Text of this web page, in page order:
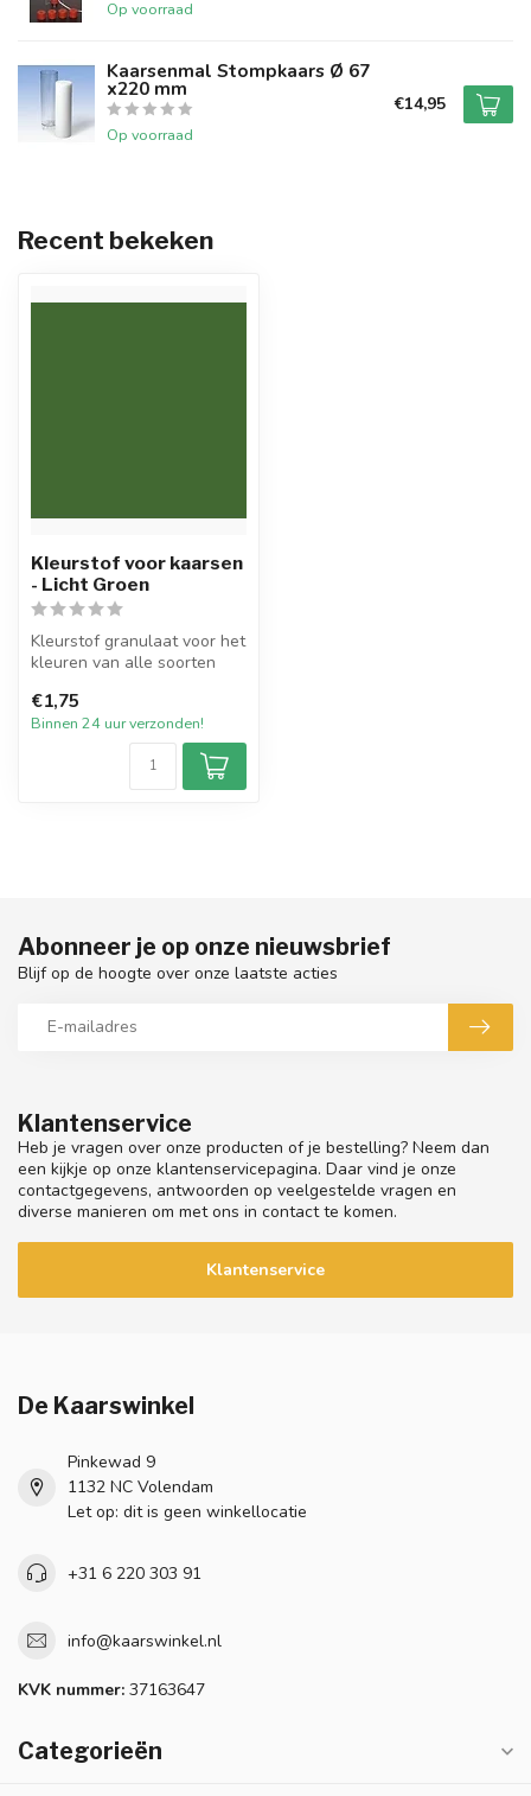
Op voorraad
Kaarsenmal Stompkaars Ø 67
x220 mm
Op voorraad
€14,95
Recent bekeken
Kleurstof voor kaarsen
- Licht Groen
Kleurstof granulaat voor het
kleuren van alle soorten
€1,75
Binnen 24 uur verzonden!
Klantenservice
Heb je vragen over onze producten of je bestelling? Neem dan
een kijkje op onze klantenservicepagina. Daar vind je onze
contactgegevens, antwoorden op veelgestelde vragen en
diverse manieren om met ons in contact te komen.
Klantenservice
Abonneer je op onze nieuwsbrief
Blijf op de hoogte over onze laatste acties
De Kaarswinkel
Pinkewad 9
1132 NC Volendam
Let op: dit is geen winkellocatie
+31 6 220 303 91
info@kaarswinkel.nl
KVK nummer: 37163647
Categorieën